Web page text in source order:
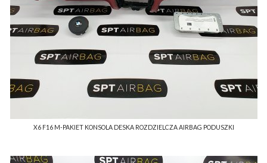
X6 F16 M-PAKIET KONSOLA DESKA ROZDZIELCZA AIRBAG PODUSZKI